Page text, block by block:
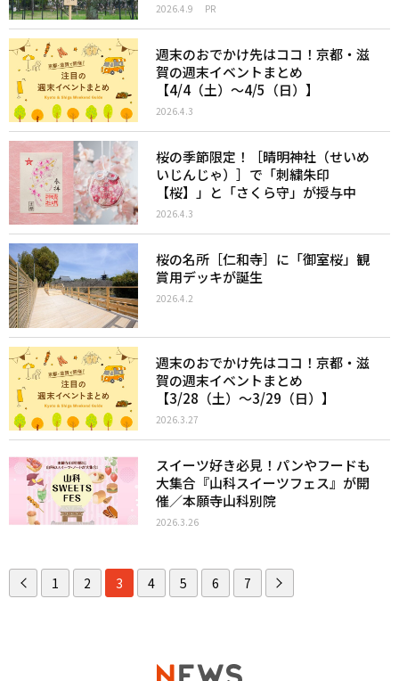
2026.4.9 PR
週末のおでかけ先はココ！京都・滋
賀の週末イベントまとめ
【4/4（土）〜4/5（日）】
2026.4.3
桜の季節限定！［晴明神社（せいめ
いじんじゃ）］で「刺繍朱印
【桜】」と「さくら守」が授与中
2026.4.3
桜の名所［仁和寺］に「御室桜」観
賞用デッキが誕生
2026.4.2
週末のおでかけ先はココ！京都・滋
賀の週末イベントまとめ
【3/28（土）〜3/29（日）】
2026.3.27
スイーツ好き必見！パンやフードも
大集合『山科スイーツフェス』が開
催／本願寺山科別院
2026.3.26
1 2 3 4 5 6 7